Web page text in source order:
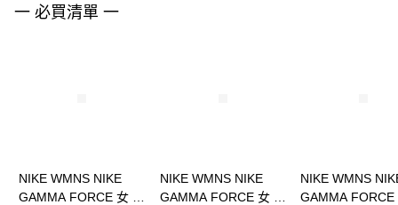
４．使用「AFTEE先享後付」時，將依據個別帳號之用戶狀況，依本公司即
一 必買清單 一
NIKE WMNS NIKE
GAMMA FORCE 女 休
NIKE WMNS NIKE
GAMMA FORCE 女 休
NIKE WMNS
GAMMA FORCE